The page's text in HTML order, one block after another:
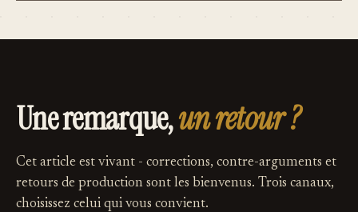
Une remarque,un retour ?
Cet article est vivant - corrections, contre-arguments et
retours de production sont les bienvenus. Trois canaux,
choisissez celui qui vous convient.